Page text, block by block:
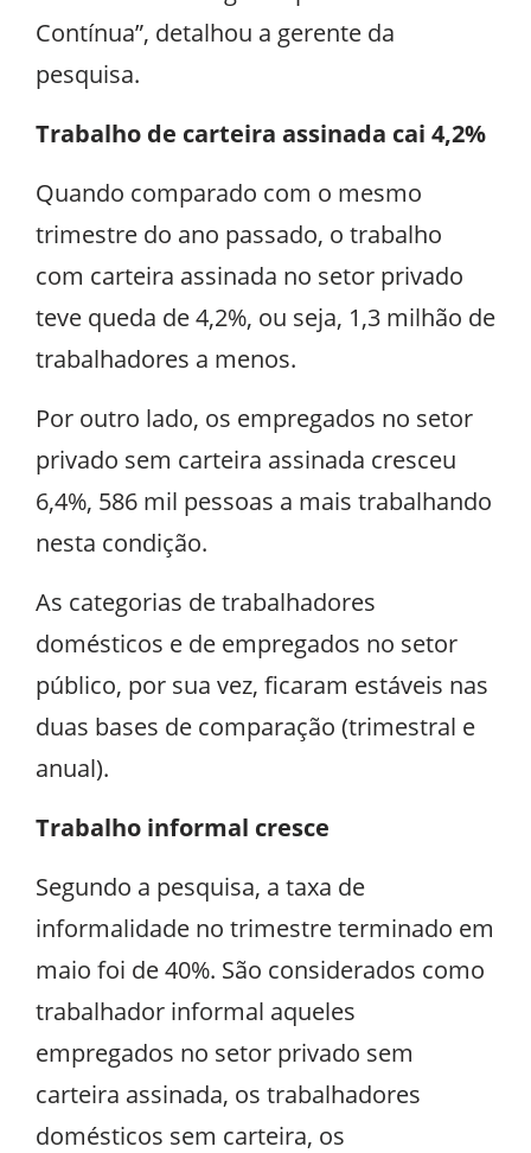
Contínua”, detalhou a gerente da
pesquisa.
Trabalho de carteira assinada cai 4,2%
Quando comparado com o mesmo
trimestre do ano passado, o trabalho
com carteira assinada no setor privado
teve queda de 4,2%, ou seja, 1,3 milhão de
trabalhadores a menos.
Por outro lado, os empregados no setor
privado sem carteira assinada cresceu
6,4%, 586 mil pessoas a mais trabalhando
nesta condição.
As categorias de trabalhadores
domésticos e de empregados no setor
público, por sua vez, ficaram estáveis nas
duas bases de comparação (trimestral e
anual).
Trabalho informal cresce
Segundo a pesquisa, a taxa de
informalidade no trimestre terminado em
maio foi de 40%. São considerados como
trabalhador informal aqueles
empregados no setor privado sem
carteira assinada, os trabalhadores
domésticos sem carteira, os